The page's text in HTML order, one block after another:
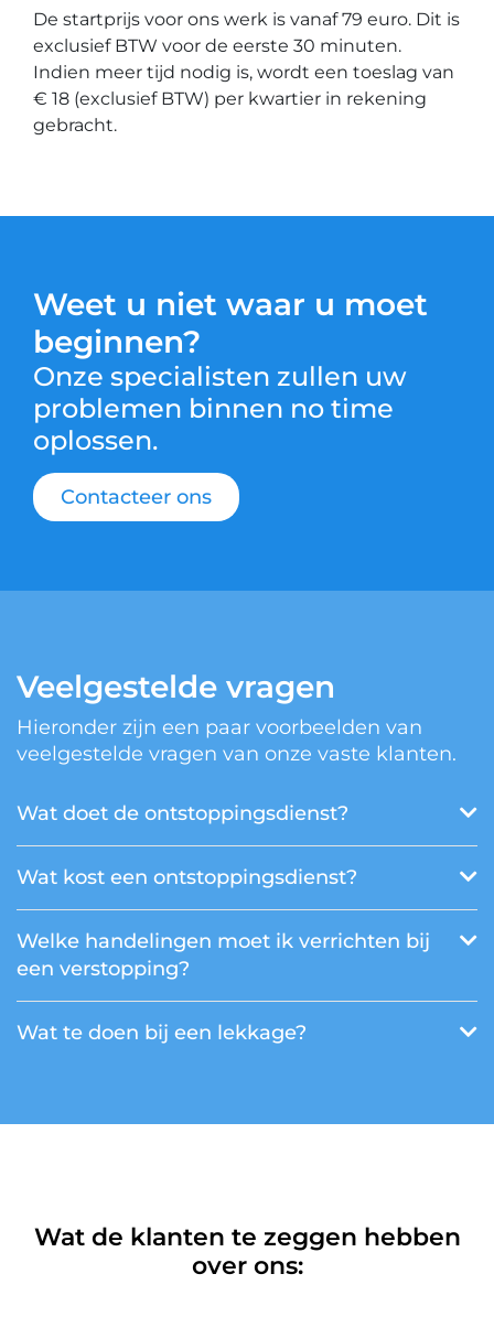
De startprijs voor ons werk is vanaf 79 euro. Dit is
exclusief BTW voor de eerste 30 minuten.
Indien meer tijd nodig is, wordt een toeslag van
€ 18 (exclusief BTW) per kwartier in rekening
gebracht.
Weet u niet waar u moet
beginnen?
Onze specialisten zullen uw
problemen binnen no time
oplossen.
Contacteer ons
Veelgestelde vragen
Hieronder zijn een paar voorbeelden van
veelgestelde vragen van onze vaste klanten.
Wat doet de ontstoppingsdienst?
Wat kost een ontstoppingsdienst?
Welke handelingen moet ik verrichten bij
een verstopping?
Wat te doen bij een lekkage?
Wat de klanten te zeggen hebben
over ons: